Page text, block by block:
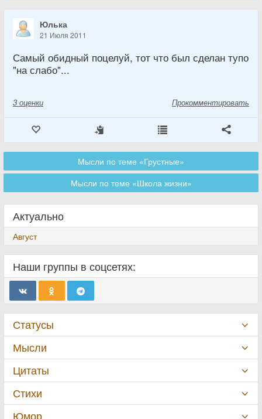
Юлька
21 Июля 2011
Самый обидный поцелуй, тот что был сделан тупо
"на слабо"...
3 оценки Прокомментировать
Мысли по теме «Грустные»
Мысли по теме «Школа жизни»
Актуально
Август
Наши группы в соцсетях:
Статусы
Мысли
Цитаты
Стихи
Юмор